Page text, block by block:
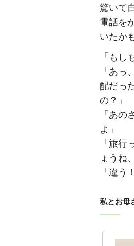
驚いて
電話を
いたか
「もし
「あ
配だっ
の？」
「あ
よ」
「旅
ょうね
「違
私とお母